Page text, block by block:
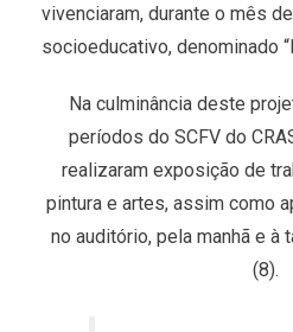
vivenciaram, durante o mês
socioeducativo, denominado
Na culminância deste
períodos do SCFV do
realizaram exposição de
pintura e artes, assim como
no auditório, pela manhã e à
(8).